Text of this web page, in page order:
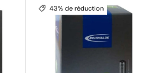
43% de réduction